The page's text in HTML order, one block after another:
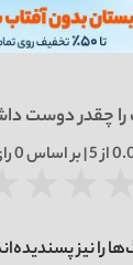
چقدر دوست
از 5 | بر اساس 0
را نیز